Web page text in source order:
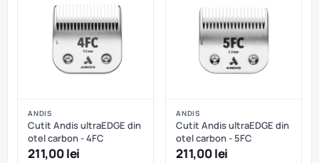
ANDIS
Cutit Andis ultraEDGE din
otel carbon - 4FC
211,00 lei
ANDIS
Cutit Andis ultraEDGE din
otel carbon - 5FC
211,00 lei